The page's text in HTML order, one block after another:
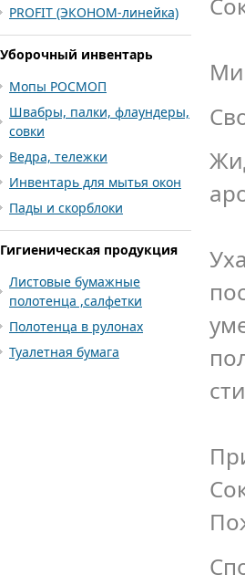
PROFIT (ЭКОНОМ-линейка)
Уборочный инвентарь
Мопы РОСМОП
Швабры, палки, флаундеры,
совки
Ведра, тележки
Инвентарь для мытья окон
Пады и скорблоки
Гигиеническая продукция
Листовые бумажные
полотенца ,cалфетки
Полотенца в рулонах
Туалетная бумага